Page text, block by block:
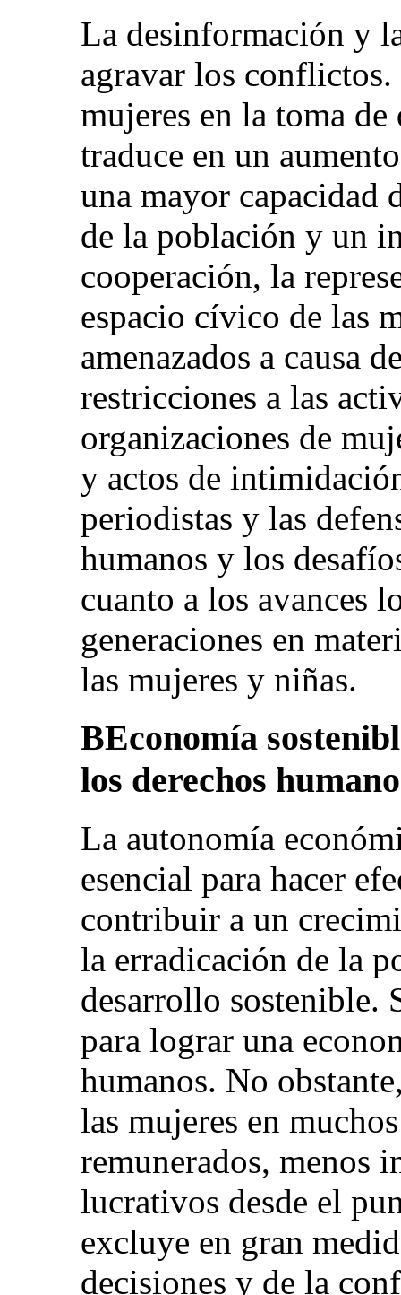
La desinformación y
agravar los
mujeres en la toma
traduce en un
una mayor capacidad
de la población y un
cooperación, la
espacio cívico de las
amenazados a causa
restricciones a las
organizaciones de
y actos de
periodistas y las
humanos y los
cuanto a los avances
generaciones en
las mujeres y niñas.
BEconomía
los derechos
La autonomía
esencial para hacer
contribuir a un
la erradicación de la
desarrollo sostenible.
para lograr una
humanos. No
las mujeres en
remunerados, menos
lucrativos desde el
excluye en gran
decisiones y de la